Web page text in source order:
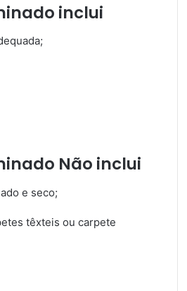
inclui
Não inclui
e seco;
têxteis ou carpete